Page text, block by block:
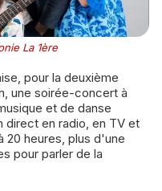
La 1ère
une soirée-concert à
et de danse
direct en radio, en TV et
20 heures, plus d'une
pour parler de la